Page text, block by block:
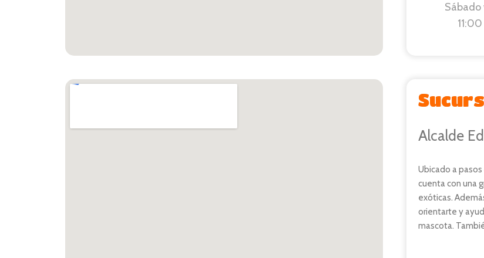
Sábado
Alcalde
Ubicado a
cuenta con una
exóticas.
orientarte y
mascota.